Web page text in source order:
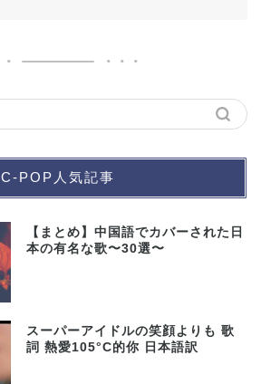
C-POP人気記事
【まとめ】中国語でカバーされた日
本の有名な歌〜30選〜
スーパーアイドルの笑顔よりも 歌
詞 熱愛105°C的你 日本語訳